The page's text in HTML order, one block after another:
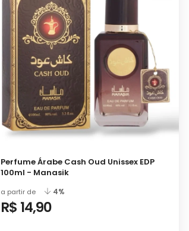
Perfume Árabe Cash Oud Unissex EDP
100ml - Manasik
a partir de 4%
R$ 14,90